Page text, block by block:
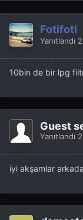
Fotifoti
Yanıtlandı
10bin de bir lpg
Guest
Yanıtlandı
iyi akşamlar